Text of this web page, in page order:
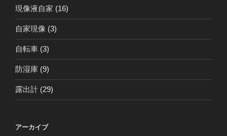
現像液自家 (16)
自家現像 (3)
自転車 (3)
防湿庫 (9)
露出計 (29)
アーカイブ